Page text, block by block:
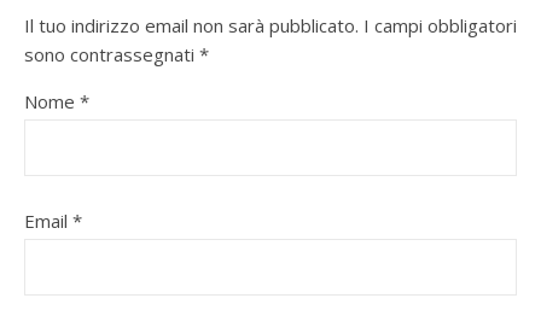
Il tuo indirizzo email non sarà pubblicato. I campi obbligatori
sono contrassegnati *
Nome *
Email *